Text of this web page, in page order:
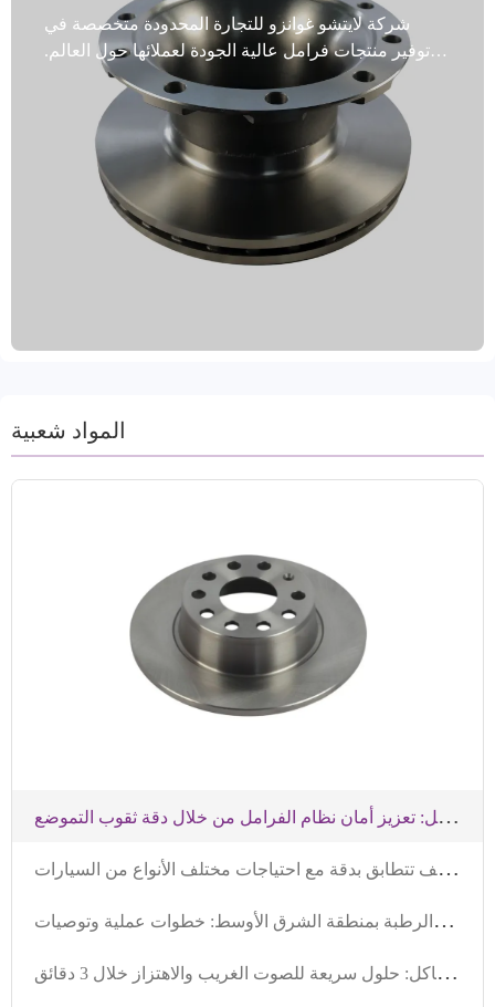
شركة لايتشو غوانزو للتجارة المحدودة متخصصة في
توفير منتجات فرامل عالية الجودة لعملائها حول العالم.
تُعد أقراص فرامل المركبات التجارية التي نقدمها خيارًا
مثاليًا. صُممت هذه الأقراص خصيصًا للمركبات التجارية،
وتخضع لاختبارات توازن ديناميكية صارمة، كما تضمن
ثقوب التثبيت الدقيقة تركيبًا مثاليًا. بفضل تقنية مقاومة
الصدأ المتقدمة، تتميز هذه الأقراص بالمتانة والقدرة على
طرازات المركبات، مما يُلبي طلب السوق العالمية. تُصنع
هذه الأقراص في مقاطعة شاندونغ الصينية، وتخضع
نهجنا الذي يركز على العملاء يقبل الطلبات التجريبية
ويقدم ضمانًا لمدة عامين وضمانًا لمسافة 60 ألف كيلومتر
لخدمة ما بعد البيع خالية من القلق.
المواد شعبية
ت
حليل أخطاء تركيب أقراص الفرامل: تعزيز أمان نظام الفرامل من خلال دقة ثقوب التموضع
د
ليل اختيار مجموعات مكابح السوق العالمية: كيف تتطابق بدقة مع احتياجات مختلف الأنواع من السيارات
ا
ختيار حلول حماية طبل الفرامل في الظروف الحارة والرطبة بمنطقة الشرق الأوسط: خطوات عملية وتوصيات
د
ليلك لاختيار قرص الفرامل المناسب وتجنب المشاكل: حلول سريعة للصوت الغريب والاهتزاز خلال 3 دقائق